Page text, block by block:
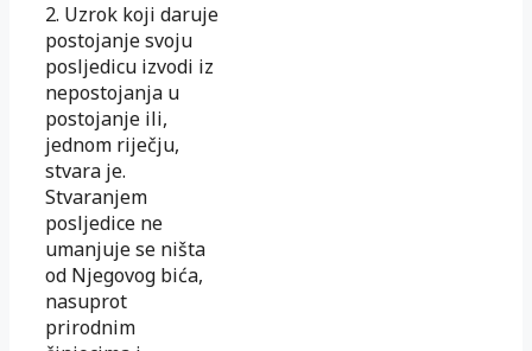
2. Uzrok koji daruje
postojanje svoju
posljedicu izvodi iz
nepostojanja u
postojanje ili,
jednom riječju,
stvara je.
Stvaranjem
posljedice ne
umanjuje se ništa
od Njegovog bića,
nasuprot
prirodnim